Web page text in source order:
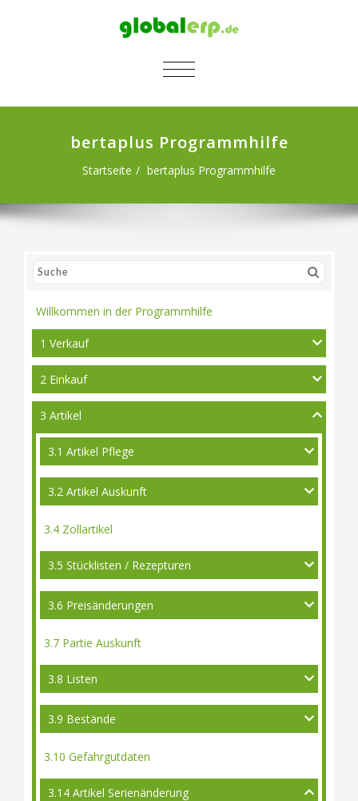
SCHALTE NAVIGATION
bertaplus Programmhilfe
Startseite bertaplus Programmhilfe
Willkommen in der Programmhilfe
1 Verkauf
2 Einkauf
3 Artikel
3.1 Artikel Pflege
3.2 Artikel Auskunft
3.4 Zollartikel
3.5 Stücklisten / Rezepturen
3.6 Preisänderungen
3.7 Partie Auskunft
3.8 Listen
3.9 Bestände
3.10 Gefahrgutdaten
3.14 Artikel Serienänderung